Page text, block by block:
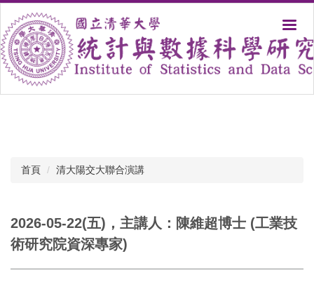
到
主
要
內
區
首頁 清大陽交大聯合演講
2026-05-22(五)，主講人：陳維超博士 (工業技
術研究院資深專家)